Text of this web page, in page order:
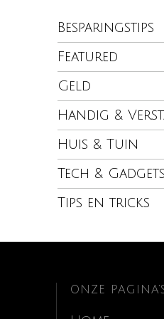
Besparingstips
Featured
Geld
Handig &
Huis & Tuin
Tech & Gadgets
Tips en tricks
ONZE